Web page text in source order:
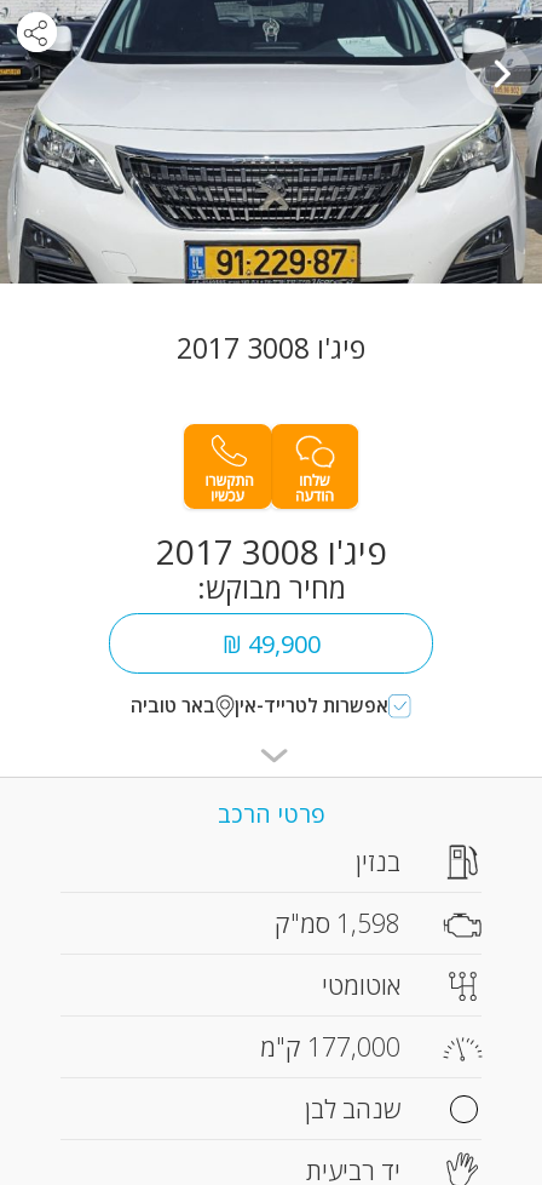
פיג'ו 3008 2017
פיג'ו 3008 2017
מחיר מבוקש:
49,900 ₪
אפשרות לטרייד-אין באר טוביה
פרטי הרכב
בנזין
1,598 סמ"ק
אוטומטי
177,000 ק"מ
שנהב לבן
יד רביעית